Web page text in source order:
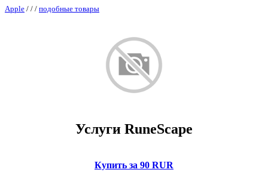
Apple / / / подобные товары
Услуги RuneScape
Купить за 90 RUR